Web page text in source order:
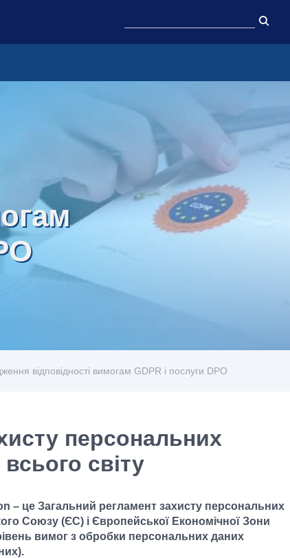
відповідності вимогам GDPR і послуги DPO
персональних
світу
– це Загальний регламент захисту персональних
Союзу (ЄС) і Європейської Економічної Зони
вимог з обробки персональних даних